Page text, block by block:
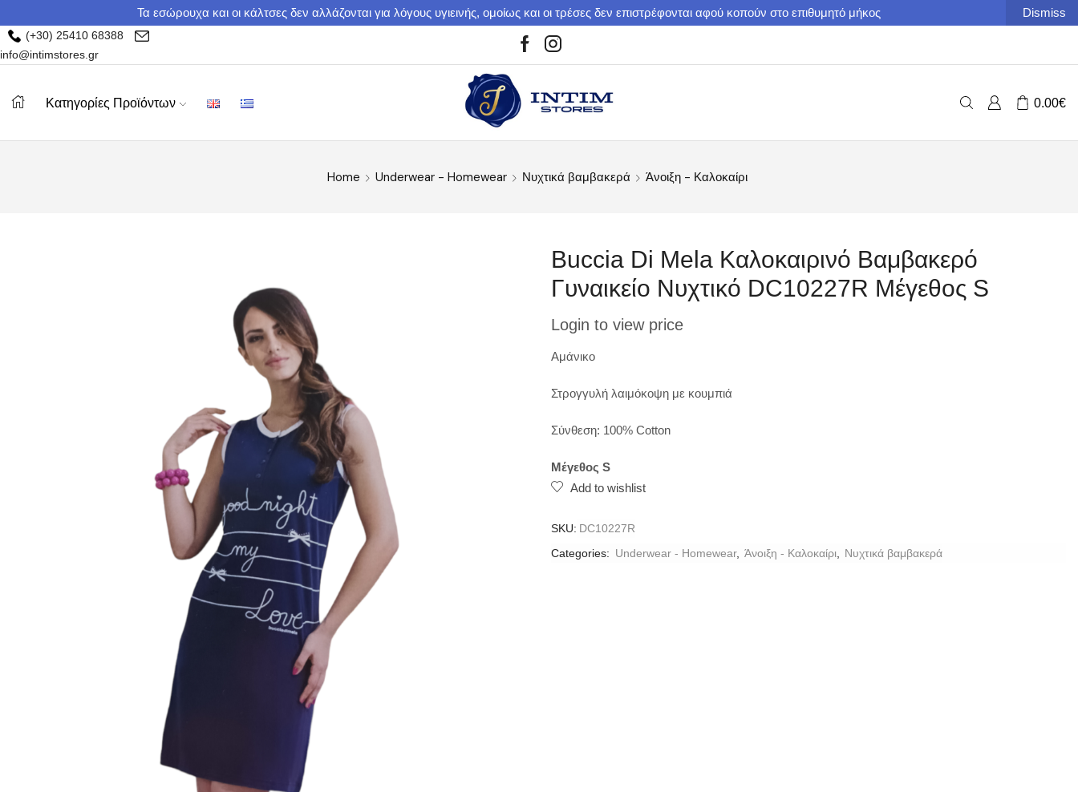
Τα εσώρουχα και οι κάλτσες δεν αλλάζονται για λόγους υγιεινής, ομοίως και οι τρέσες δεν επιστρέφονται αφού κοπούν στο επιθυμητό μήκος Dismiss
(+30) 25410 68388
info@intimstores.gr
Κατηγορίες Προϊόντων 0.00€
Home Underwear - Homewear Νυχτικά βαμβακερά Άνοιξη - Καλοκαίρι
Buccia Di Mela Καλοκαιρινό Βαμβακερό
Γυναικείο Νυχτικό DC10227R Μέγεθος S
Login to view price
Αμάνικο
Στρογγυλή λαιμόκοψη με κουμπιά
Σύνθεση: 100% Cotton
Μέγεθος S
Add to wishlist
SKU: DC10227R
Categories: Underwear - Homewear, Άνοιξη - Καλοκαίρι Νυχτικά βαμβακερά